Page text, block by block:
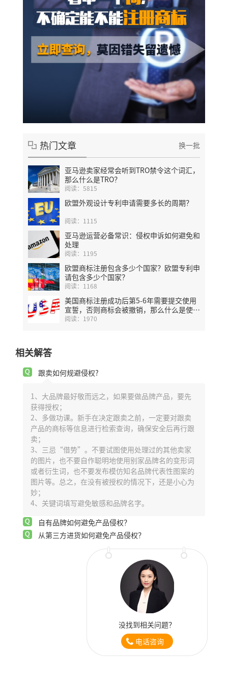
热门文章 换一批
亚马逊卖家经常会听到TRO禁令这个词汇，
那么什么是TRO？
阅读：5815
欧盟外观设计专利申请需要多长的周期？
阅读：1115
亚马逊运营必备常识：侵权申诉如何避免和
处理
阅读：1195
欧盟商标注册包含多少个国家？欧盟专利申
请包含多少个国家？
阅读：1168
美国商标注册成功后第5-6年需要提交使用
宣誓，否则商标会被撤销，那么什么是使用
宣誓？
阅读：1970
相关解答
跟卖如何规避侵权?
1、大品牌最好敬而远之，如果要做品牌产品，要先
获得授权；
2、多做功课。新手在决定跟卖之前，一定要对跟卖
产品的商标等信息进行检索查询，确保安全后再行跟
卖；
3、三忌“借势”。不要试图使用处理过的其他卖家
的图片，也不要自作聪明地使用别家品牌名的变形词
或者衍生词，也不要发布模仿知名品牌代表性图案的
图片等。总之，在没有被授权的情况下，还是小心为
妙；
4、关键词填写避免敏感和品牌名字。
自有品牌如何避免产品侵权？
从第三方进货如何避免产品侵权？
没找到相关问题？
电话咨询